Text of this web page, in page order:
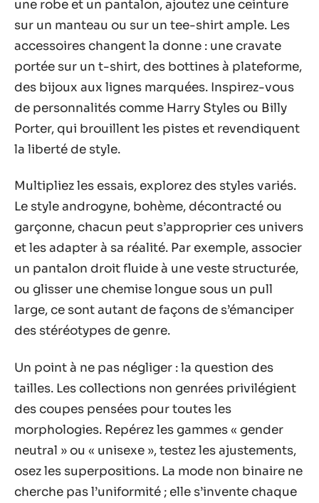
une robe et un pantalon, ajoutez une ceinture
sur un manteau ou sur un tee-shirt ample. Les
accessoires changent la donne : une cravate
portée sur un t-shirt, des bottines à plateforme,
des bijoux aux lignes marquées. Inspirez-vous
de personnalités comme Harry Styles ou Billy
Porter, qui brouillent les pistes et revendiquent
la liberté de style.
Multipliez les essais, explorez des styles variés.
Le style androgyne, bohème, décontracté ou
garçonne, chacun peut s’approprier ces univers
et les adapter à sa réalité. Par exemple, associer
un pantalon droit fluide à une veste structurée,
ou glisser une chemise longue sous un pull
large, ce sont autant de façons de s’émanciper
des stéréotypes de genre.
Un point à ne pas négliger : la question des
tailles. Les collections non genrées privilégient
des coupes pensées pour toutes les
morphologies. Repérez les gammes « gender
neutral » ou « unisexe », testez les ajustements,
osez les superpositions. La mode non binaire ne
cherche pas l’uniformité ; elle s’invente chaque